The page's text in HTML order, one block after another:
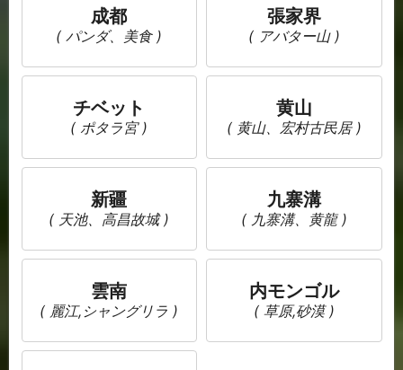
成都
( パンダ、美食 )
張家界
( アバター山 )
チベット
( ポタラ宮 )
黄山
( 黄山、宏村古民居 )
新疆
( 天池、高昌故城 )
九寨溝
( 九寨溝、黄龍 )
雲南
( 麗江,シャングリラ )
内モンゴル
( 草原,砂漠 )